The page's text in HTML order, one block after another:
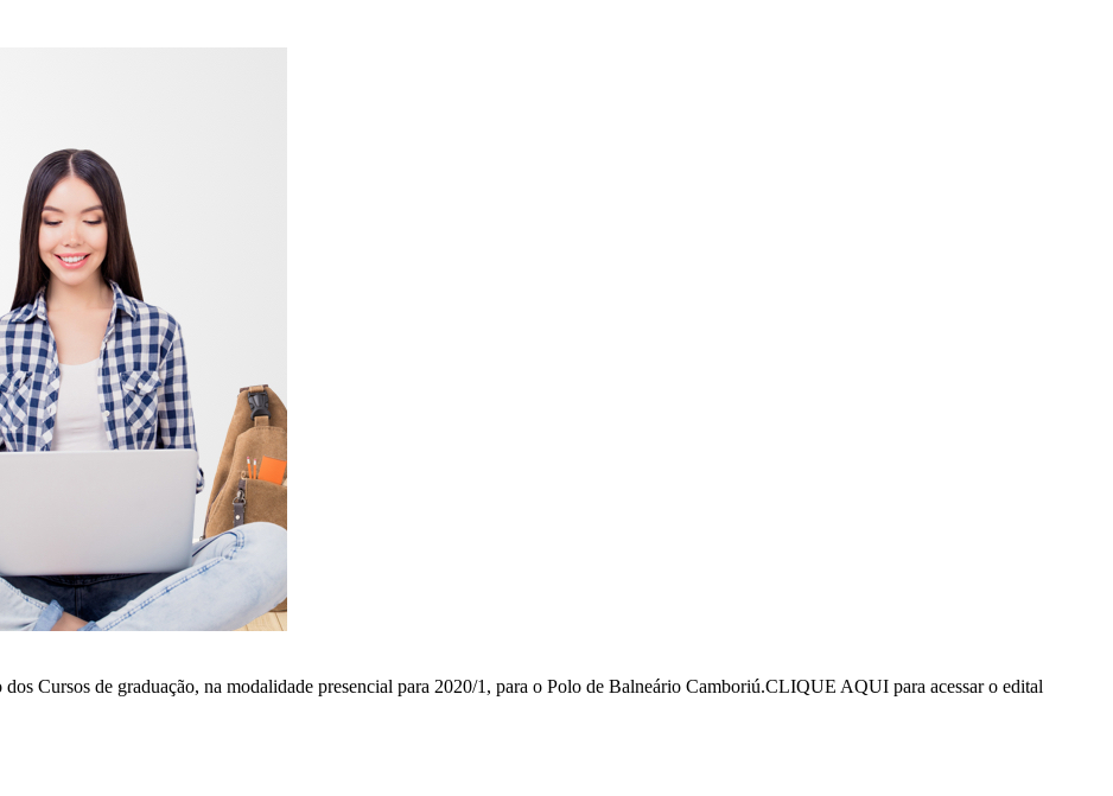
Cursos de graduação, na modalidade presencial para 2020/1, para o Polo de Balneário Camboriú.CLIQUE AQUI para acessar o edital